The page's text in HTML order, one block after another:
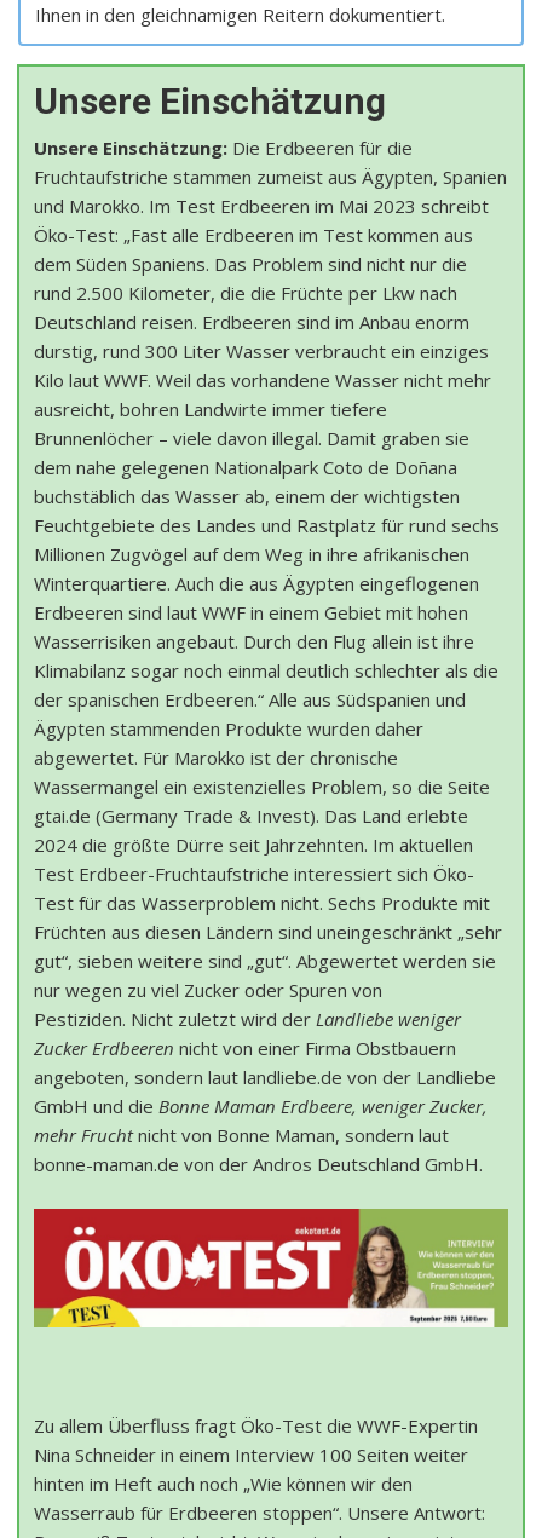
Ihnen in den gleichnamigen Reitern dokumentiert.
Unsere Einschätzung
Unsere Einschätzung: Die Erdbeeren für die
Fruchtaufstriche stammen zumeist aus Ägypten, Spanien
und Marokko. Im Test Erdbeeren im Mai 2023 schreibt
Öko-Test: „Fast alle Erdbeeren im Test kommen aus
dem Süden Spaniens. Das Problem sind nicht nur die
rund 2.500 Kilometer, die die Früchte per Lkw nach
Deutschland reisen. Erdbeeren sind im Anbau enorm
durstig, rund 300 Liter Wasser verbraucht ein einziges
Kilo laut WWF. Weil das vorhandene Wasser nicht mehr
ausreicht, bohren Landwirte immer tiefere
Brunnenlöcher – viele davon illegal. Damit graben sie
dem nahe gelegenen Nationalpark Coto de Doñana
buchstäblich das Wasser ab, einem der wichtigsten
Feuchtgebiete des Landes und Rastplatz für rund sechs
Millionen Zugvögel auf dem Weg in ihre afrikanischen
Winterquartiere. Auch die aus Ägypten eingeflogenen
Erdbeeren sind laut WWF in einem Gebiet mit hohen
Wasserrisiken angebaut. Durch den Flug allein ist ihre
Klimabilanz sogar noch einmal deutlich schlechter als die
der spanischen Erdbeeren.“ Alle aus Südspanien und
Ägypten stammenden Produkte wurden daher
abgewertet. Für Marokko ist der chronische
Wassermangel ein existenzielles Problem, so die Seite
gtai.de (Germany Trade & Invest). Das Land erlebte
2024 die größte Dürre seit Jahrzehnten. Im aktuellen
Test Erdbeer-Fruchtaufstriche interessiert sich Öko-
Test für das Wasserproblem nicht. Sechs Produkte mit
Früchten aus diesen Ländern sind uneingeschränkt „sehr
gut“, sieben weitere sind „gut“. Abgewertet werden sie
nur wegen zu viel Zucker oder Spuren von
Pestiziden. Nicht zuletzt wird der Landliebe weniger
Zucker Erdbeeren nicht von einer Firma Obstbauern
angeboten, sondern laut landliebe.de von der Landliebe
GmbH und die Bonne Maman Erdbeere, weniger Zucker,
mehr Fruchtnicht von Bonne Maman, sondern laut
bonne-maman.de von der Andros Deutschland GmbH.
Zu allem Überfluss fragt Öko-Test die WWF-Expertin
Nina Schneider in einem Interview 100 Seiten weiter
hinten im Heft auch noch „Wie können wir den
Wasserraub für Erdbeeren stoppen“. Unsere Antwort: